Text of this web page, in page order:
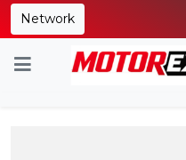
Network